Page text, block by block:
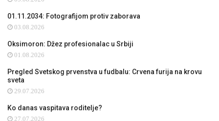
01.11.2034: Fotografijom protiv zaborava
03.08.2026
Oksimoron: Džez profesionalac u Srbiji
01.08.2026
Pregled Svetskog prvenstva u fudbalu: Crvena furija na krovu
sveta
29.07.2026
Ko danas vaspitava roditelje?
27.07.2026